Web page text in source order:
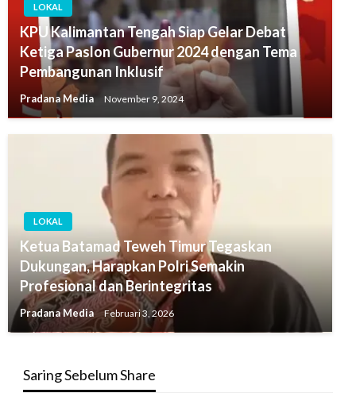
LOKAL
KPU Kalimantan Tengah Siap Gelar Debat
Ketiga Paslon Gubernur 2024 dengan Tema
Pembangunan Inklusif
Pradana Media November 9, 2024
LOKAL
Ketua Batamad Teweh Timur Tegaskan
Dukungan, Harapkan Polri Semakin
Profesional dan Berintegritas
Pradana Media Februari 3, 2026
Saring Sebelum Share